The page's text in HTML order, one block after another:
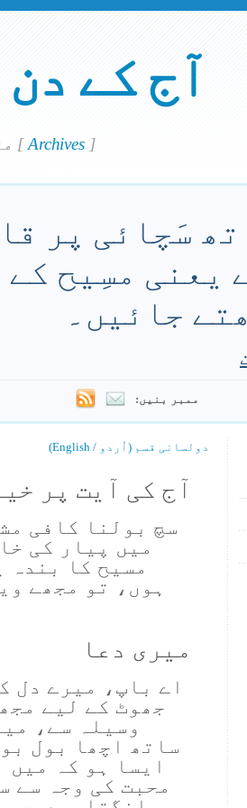
آج کے
[Archives ]
سَچائی پر
یعنی مسِیح
جائیں۔
ممبر بنیں:
دولسانی قسم (اُردو / English)
آج کی آیت پر
سچ بولنا کافی
میں پیار کی
مسیح کا بندہ
ہوں، تو مجھے
میری دعا
اے باپ، میرے دل
جھوٹ کے لیے
وسیلہ سے،
ساتھ اچھا بول
ایسا ہو کہ میں
محبت کی وجہ سے